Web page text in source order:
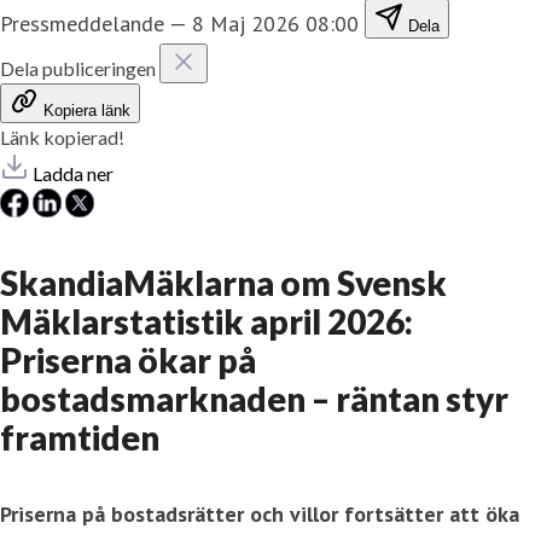
Pressmeddelande — 8 Maj 2026 08:00 Dela
Dela publiceringen
Kopiera länk
Länk kopierad!
Ladda ner
SkandiaMäklarna om Svensk
Mäklarstatistik april 2026:
Priserna ökar på
bostadsmarknaden – räntan styr
framtiden
Priserna på bostadsrätter och villor fortsätter att öka